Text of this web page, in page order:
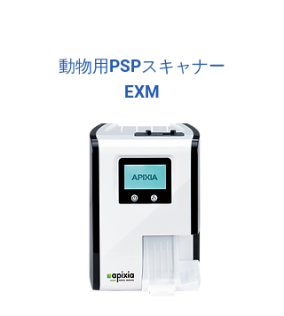
動物用PSPスキャナー
EXM